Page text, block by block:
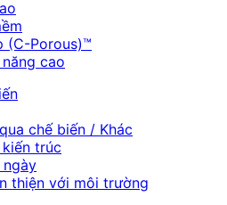
(C-Porous)™
cao
chế biến / Khác
trúc
ngày
thiện với môi trường